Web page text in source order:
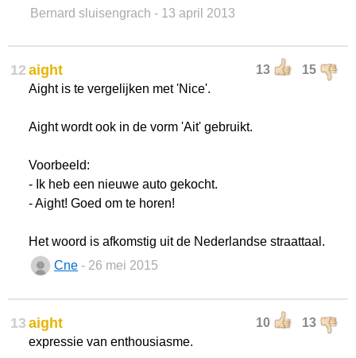
Bernard sluisengrach - 13 april 2013
12 13 15
aight
Aight is te vergelijken met 'Nice'.
Aight wordt ook in de vorm 'Ait' gebruikt.
Voorbeeld:
- Ik heb een nieuwe auto gekocht.
- Aight! Goed om te horen!
Het woord is afkomstig uit de Nederlandse straattaal.
Cne - 26 mei 2015
13 10 13
aight
expressie van enthousiasme.